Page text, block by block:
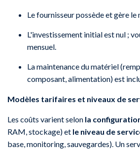
Le fournisseur possède et gère le
L'investissement initial est nul ;
mensuel.
La maintenance du matériel
composant, alimentation) est
Modèles tarifaires et niveaux de
Les coûts varient selon la
RAM, stockage) et le niveau de
base, monitoring, sauvegardes). Un